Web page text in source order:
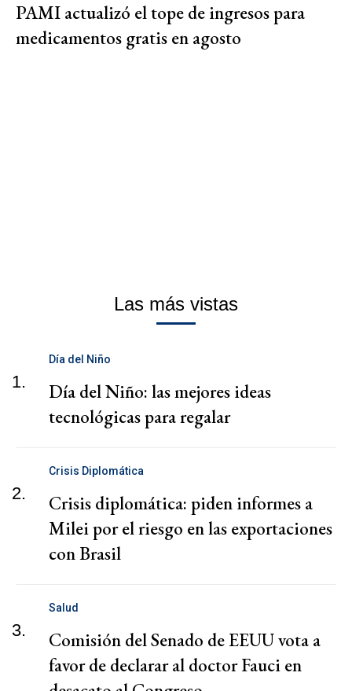
PAMI actualizó el tope de ingresos para
medicamentos gratis en agosto
Las más vistas
1.
Día del Niño
Día del Niño: las mejores ideas
tecnológicas para regalar
2.
Crisis Diplomática
Crisis diplomática: piden informes a
Milei por el riesgo en las exportaciones
con Brasil
3.
Salud
Comisión del Senado de EEUU vota a
favor de declarar al doctor Fauci en